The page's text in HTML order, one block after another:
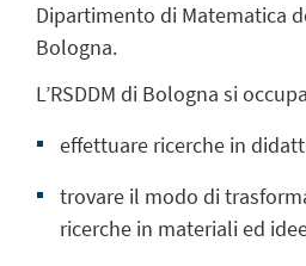
Dipartimento di Matematica
Bologna.
L’RSDDM di Bologna si
effettuare ricerche in
trovare il modo di
ricerche in materiali ed